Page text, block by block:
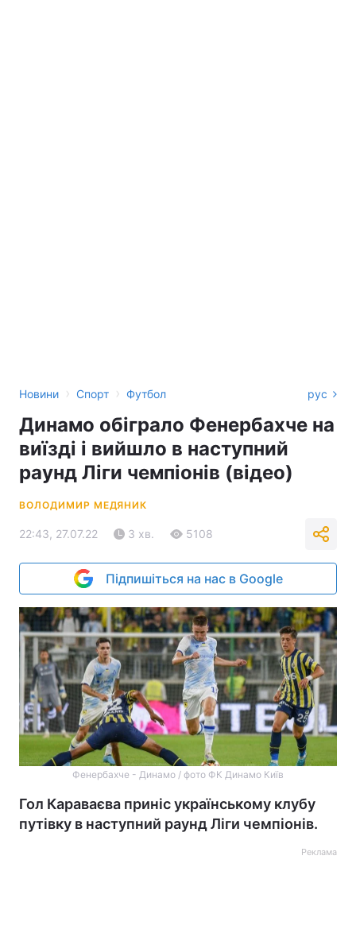
Новини › Спорт › Футбол рус
Динамо обіграло Фенербахче на
виїзді і вийшло в наступний
раунд Ліги чемпіонів (відео)
ВОЛОДИМИР МЕДЯНИК
22:43, 27.07.22 3 хв. 5108
Підпишіться на нас в Google
Фенербахче - Динамо / фото ФК Динамо Київ
Гол Караваєва приніс українському клубу
путівку в наступний раунд Ліги чемпіонів.
Реклама